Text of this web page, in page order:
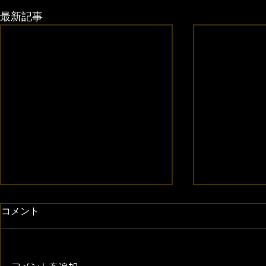
最新記事
コメント